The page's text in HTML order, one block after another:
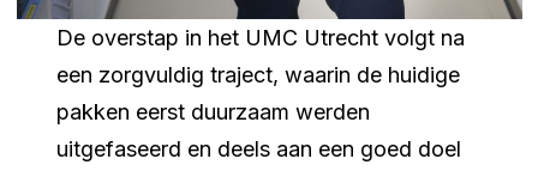
De overstap in het UMC Utrecht volgt na
een zorgvuldig traject, waarin de huidige
pakken eerst duurzaam werden
uitgefaseerd en deels aan een goed doel